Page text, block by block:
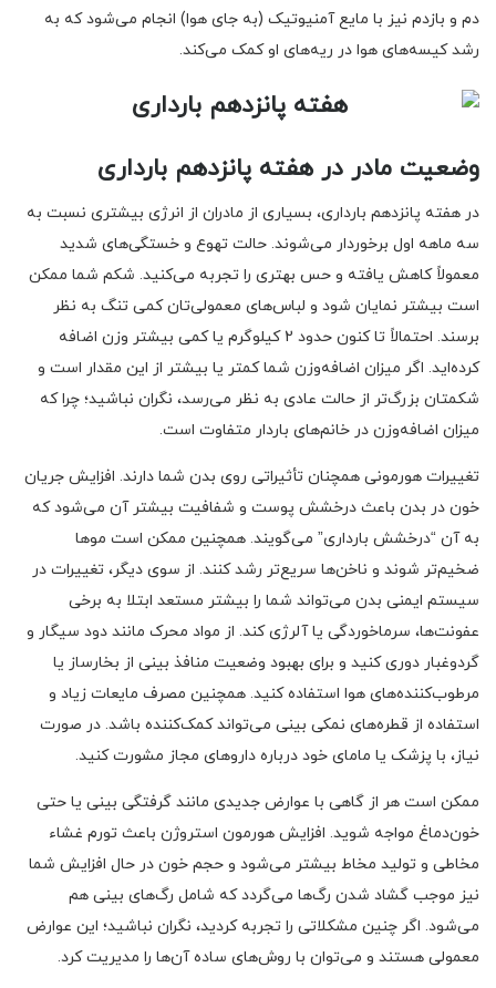
دم و بازدم نیز با مایع آمنیوتیک (به جای هوا) انجام می‌شود که به
رشد کیسه‌های هوا در ریه‌های او کمک می‌کند.
وضعیت مادر در هفته پانزدهم بارداری
در هفته پانزدهم بارداری، بسیاری از مادران از انرژی بیشتری نسبت به
سه ماهه اول برخوردار می‌شوند. حالت تهوع و خستگی‌های شدید
معمولاً کاهش یافته و حس بهتری را تجربه می‌کنید. شکم شما ممکن
است بیشتر نمایان شود و لباس‌های معمولی‌تان کمی تنگ به نظر
برسند. احتمالاً تا کنون حدود 2 کیلوگرم یا کمی بیشتر وزن اضافه
کرده‌اید. اگر میزان اضافه‌وزن شما کمتر یا بیشتر از این مقدار است و
شکمتان بزرگ‌تر از حالت عادی به نظر می‌رسد، نگران نباشید؛ چرا که
میزان اضافه‌وزن در خانم‌های باردار متفاوت است.
تغییرات هورمونی همچنان تأثیراتی روی بدن شما دارند. افزایش جریان
خون در بدن باعث درخشش پوست و شفافیت بیشتر آن می‌شود که
به آن “درخشش بارداری” می‌گویند. همچنین ممکن است موها
ضخیم‌تر شوند و ناخن‌ها سریع‌تر رشد کنند. از سوی دیگر، تغییرات در
سیستم ایمنی بدن می‌تواند شما را بیشتر مستعد ابتلا به برخی
عفونت‌ها، سرماخوردگی یا آلرژی کند. از مواد محرک مانند دود سیگار و
گردوغبار دوری کنید و برای بهبود وضعیت منافذ بینی از بخارساز یا
مرطوب‌کننده‌های هوا استفاده کنید. همچنین مصرف مایعات زیاد و
استفاده از قطره‌های نمکی بینی می‌تواند کمک‌کننده باشد. در صورت
نیاز، با پزشک یا مامای خود درباره داروهای مجاز مشورت کنید.
ممکن است هر از گاهی با عوارض جدیدی مانند گرفتگی بینی یا حتی
خون‌دماغ مواجه شوید. افزایش هورمون استروژن باعث تورم غشاء
مخاطی و تولید مخاط بیشتر می‌شود و حجم خون در حال افزایش شما
نیز موجب گشاد شدن رگ‌ها می‌گردد که شامل رگ‌های بینی هم
می‌شود. اگر چنین مشکلاتی را تجربه کردید، نگران نباشید؛ این عوارض
معمولی هستند و می‌توان با روش‌های ساده آن‌ها را مدیریت کرد.